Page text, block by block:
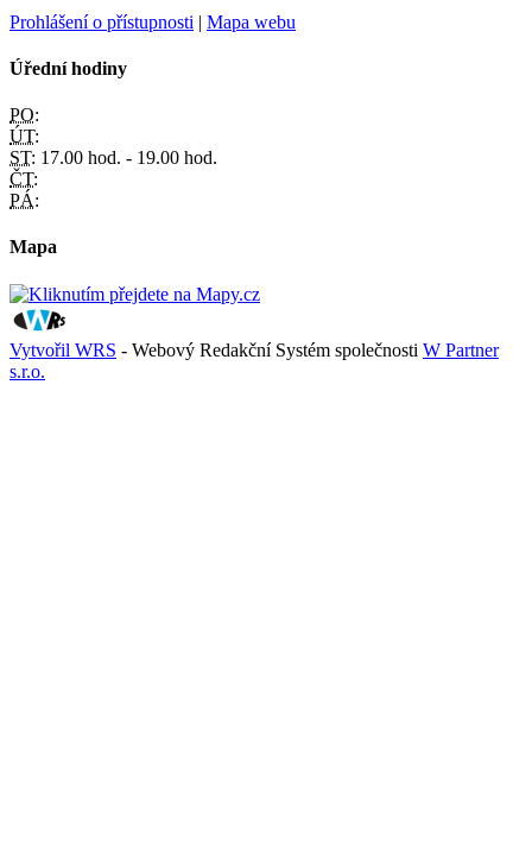
Prohlášení o přístupnosti | Mapa webu
Úřední hodiny
PO:
ÚT:
ST: 17.00 hod. - 19.00 hod.
ČT:
PÁ:
Mapa
Vytvořil WRS - Webový Redakční Systém společnosti W Partner
s.r.o.